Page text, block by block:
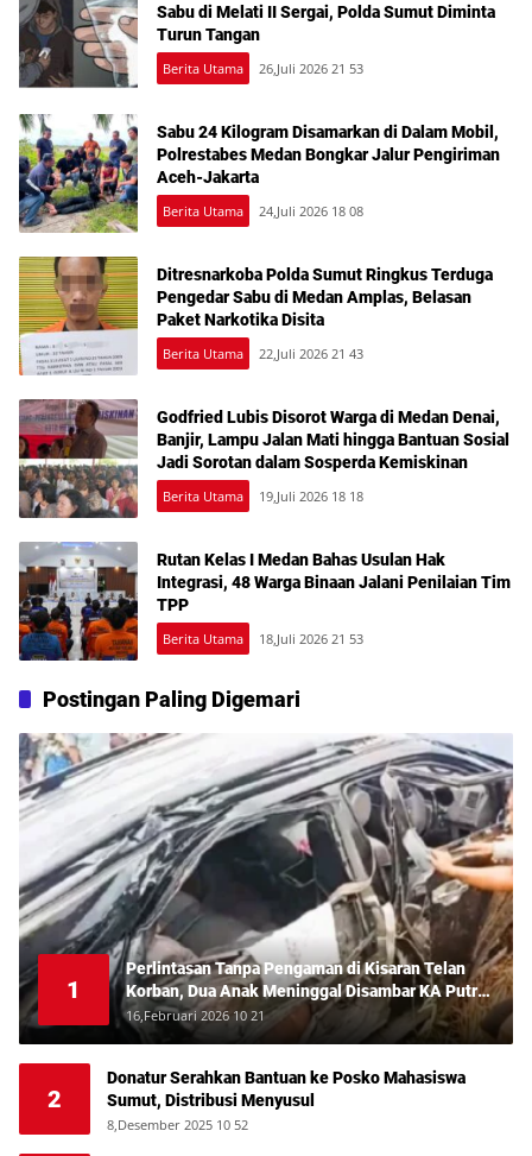
Sabu di Melati II Sergai, Polda Sumut Diminta
Turun Tangan
Berita Utama 26,Juli 2026 21 53
Sabu 24 Kilogram Disamarkan di Dalam Mobil,
Polrestabes Medan Bongkar Jalur Pengiriman
Aceh-Jakarta
Berita Utama 24,Juli 2026 18 08
Ditresnarkoba Polda Sumut Ringkus Terduga
Pengedar Sabu di Medan Amplas, Belasan
Paket Narkotika Disita
Berita Utama 22,Juli 2026 21 43
Godfried Lubis Disorot Warga di Medan Denai,
Banjir, Lampu Jalan Mati hingga Bantuan Sosial
Jadi Sorotan dalam Sosperda Kemiskinan
Berita Utama 19,Juli 2026 18 18
Rutan Kelas I Medan Bahas Usulan Hak
Integrasi, 48 Warga Binaan Jalani Penilaian Tim
TPP
Berita Utama 18,Juli 2026 21 53
Postingan Paling Digemari
1
Perlintasan Tanpa Pengaman di Kisaran Telan
Korban, Dua Anak Meninggal Disambar KA Putri
Deli
16,Februari 2026 10 21
2
Donatur Serahkan Bantuan ke Posko Mahasiswa
Sumut, Distribusi Menyusul
8,Desember 2025 10 52